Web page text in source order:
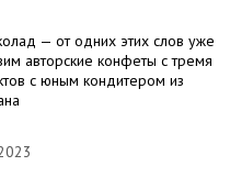
— от одних этих слов уже
авторские конфеты с тремя
с юным кондитером из